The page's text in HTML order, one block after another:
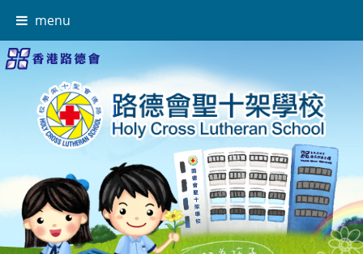
menu